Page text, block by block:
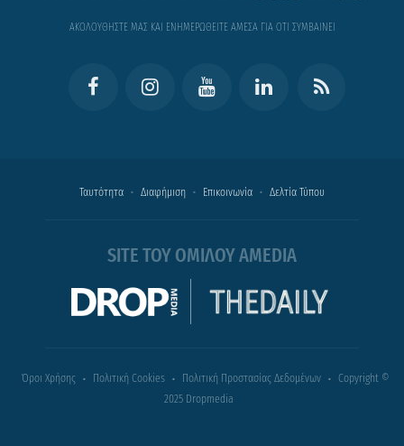
ΑΚΟΛΟΥΘΗΣΤΕ ΜΑΣ ΚΑΙ ΕΝΗΜΕΡΩΘΕΙΤΕ ΑΜΕΣΑ ΓΙΑ ΟΤΙ ΣΥΜΒΑΙΝΕΙ
Ταυτότητα Διαφήμιση Επικοινωνία Δελτία Τύπου
SITE ΤΟΥ ΟΜΙΛΟΥ AMEDIA
Όροι Χρήσης Πολιτική Cookies Πολιτική Προστασίας Δεδομένων
Copyright ©
2025 Dropmedia